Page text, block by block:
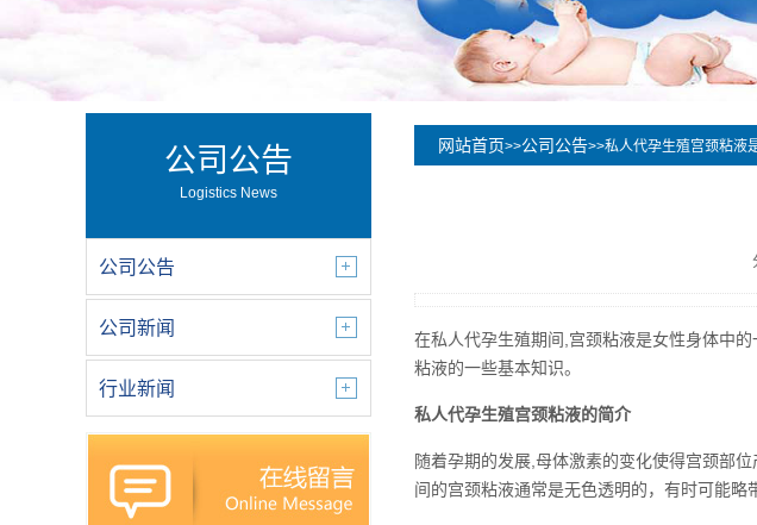
公司公告
Logistics News
公司公告
公司新闻
行业新闻
网站首页>>公司公告>>私人代孕生殖宫颈粘液
在私人代孕生殖期间,宫颈粘液是女性身体中
粘液的一些基本知识。
私人代孕生殖宫颈粘液的简介
随着孕期的发展,母体激素的变化使得宫颈部
间的宫颈粘液通常是无色透明的，有时可能略